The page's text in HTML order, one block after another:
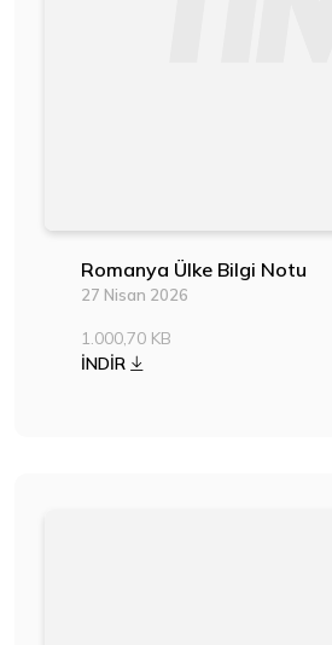
Romanya Ülke Bilgi Notu
27 Nisan 2026
1.000,70 KB
İNDİR